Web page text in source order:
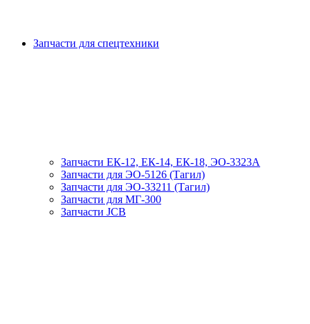
Запчасти для спецтехники
Запчасти ЕК-12, ЕК-14, ЕК-18, ЭО-3323А
Запчасти для ЭО-5126 (Тагил)
Запчасти для ЭО-33211 (Тагил)
Запчасти для МГ-300
Запчасти JCB